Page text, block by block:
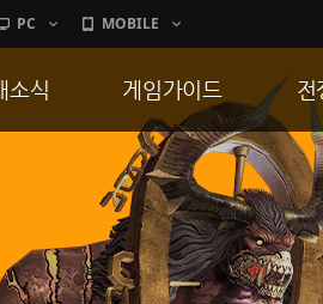
PC MOBILE
소식
이벤트
토리
게임가이드
게임 특징
서버가이드
신병훈련소
세부가이드
전
통
공